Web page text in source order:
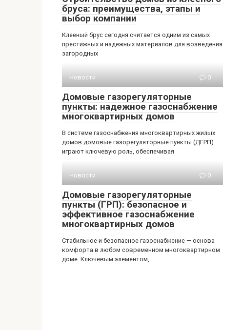
бруса: преимущества, этапы и
выбор компании
Клееный брус сегодня считается одним из самых
престижных и надежных материалов для возведения
загородных
Новости 0
Домовые газорегуляторные
пункты: надежное газоснабжение
многоквартирных домов
В системе газоснабжения многоквартирных жилых
домов домовые газорегуляторные пункты (ДГРП)
играют ключевую роль, обеспечивая
Новости 0
Домовые газорегуляторные
пункты (ГРП): безопасное и
эффективное газоснабжение
многоквартирных домов
Стабильное и безопасное газоснабжение — основа
комфорта в любом современном многоквартирном
доме. Ключевым элементом,